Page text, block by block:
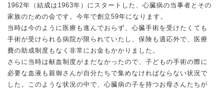
1962年（結成は1963年）にスタートした、心臓病の当事者とその
家族のための会です。今年で創立59年になります。
当時は今のように医療も進んでおらず、心臓手術を受けたくても
手術が受けられる病院が限られていたし、保険も適応外で、医療
費の助成制度もなく非常にお金もかかりました。
さらに当時は献血制度がまだなかったので、子どもの手術の際に
必要な血液も親御さんが自分たちで集めなければならない状況で
した。このような状況の中で、心臓病の子を持つお母さんたちが